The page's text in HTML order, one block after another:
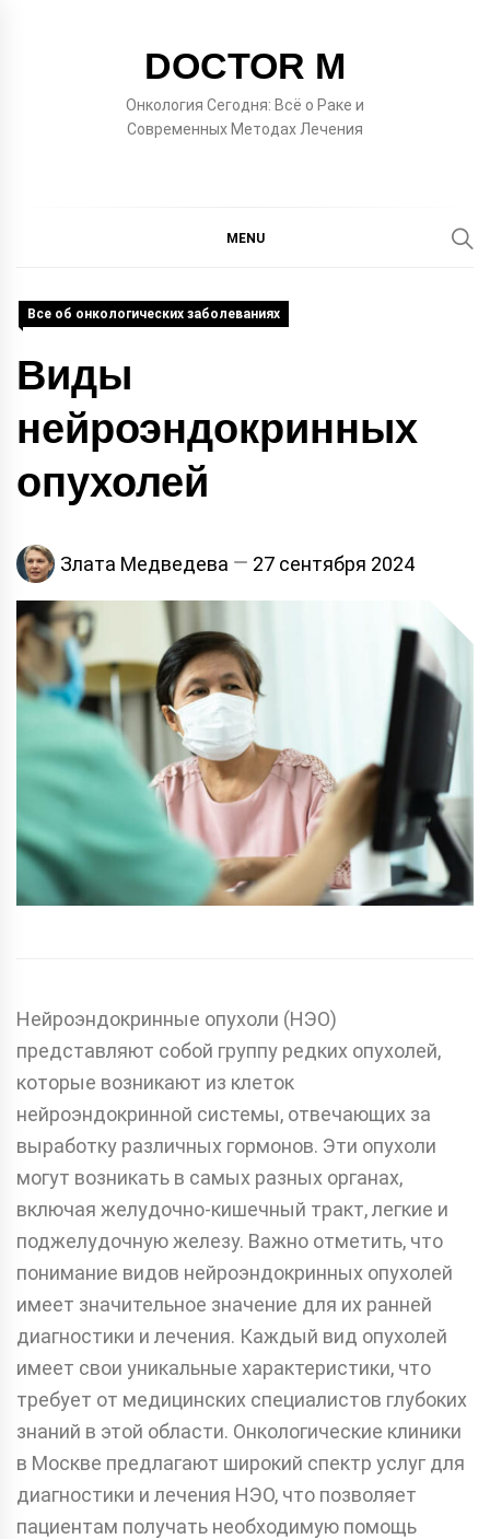
DOCTOR M
Онкология Сегодня: Всё о Раке и
Современных Методах Лечения
MENU
Все об онкологических заболеваниях
Виды
нейроэндокринных
опухолей
Злата Медведева 27 сентября 2024
Нейроэндокринные опухоли (НЭО)
представляют собой группу редких опухолей,
которые возникают из клеток
нейроэндокринной системы, отвечающих за
выработку различных гормонов. Эти опухоли
могут возникать в самых разных органах,
включая желудочно-кишечный тракт, легкие и
поджелудочную железу. Важно отметить, что
понимание видов нейроэндокринных опухолей
имеет значительное значение для их ранней
диагностики и лечения. Каждый вид опухолей
имеет свои уникальные характеристики, что
требует от медицинских специалистов глубоких
знаний в этой области. Онкологические клиники
в Москве предлагают широкий спектр услуг для
диагностики и лечения НЭО, что позволяет
пациентам получать необходимую помощь